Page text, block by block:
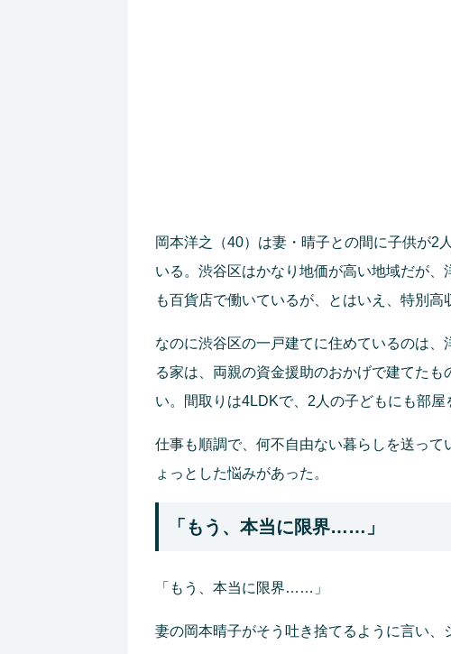
岡本洋之（40）は妻・晴子との間に子供が2
いる。渋谷区はかなり地価が高い地域だが
も百貨店で働いているが、とはいえ、特別高
なのに渋谷区の一戸建てに住めているのは
る家は、両親の資金援助のおかげで建てた
い。間取りは4LDKで、2人の子どもにも部屋
仕事も順調で、何不自由ない暮らしを送っ
ょっとした悩みがあった。
「もう、本当に限界……」
「もう、本当に限界……」
妻の岡本晴子がそう吐き捨てるように言い、